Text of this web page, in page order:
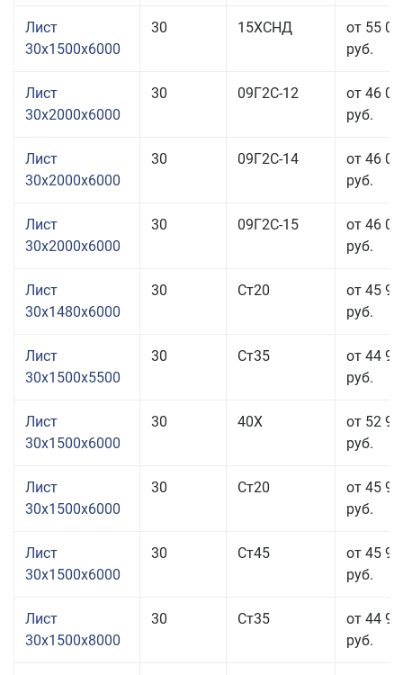
Лист
30x1500x6000
30 15ХСНД
от 55
руб.
Лист
30x2000x6000
30 09Г2С-12
от 46
руб.
Лист
30x2000x6000
30 09Г2С-14
от 46
руб.
Лист
30x2000x6000
30 09Г2С-15
от 46
руб.
Лист
30x1480x6000
30 Ст20
от 45
руб.
Лист
30x1500x5500
30 Ст35
от 44
руб.
Лист
30x1500x6000
30 40Х
от 52
руб.
Лист
30x1500x6000
30 Ст20
от 45
руб.
Лист
30x1500x6000
30 Ст45
от 45
руб.
Лист
30x1500x8000
30 Ст35
от 44
руб.